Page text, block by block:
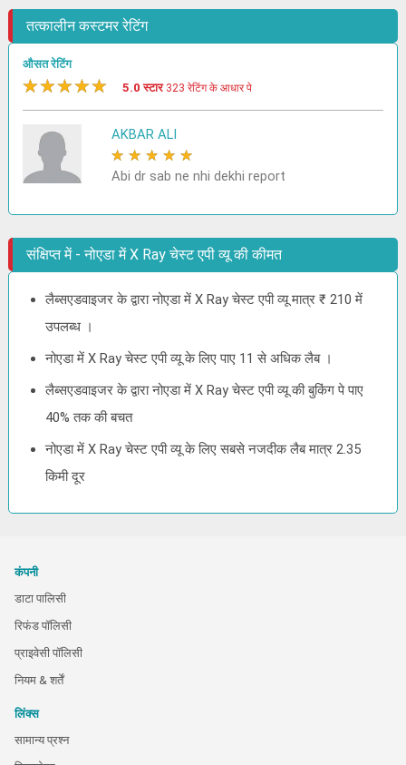
तत्कालीन कस्टमर रेटिंग
औसत रेटिंग
★★★★★ 5.0 स्टार 323 रेटिंग के आधार पे
AKBAR ALI
★ ★ ★ ★ ★
Abi dr sab ne nhi dekhi report
संक्षिप्त में - नोएडा में X Ray चेस्ट एपी व्यू की कीमत
लैब्सएडवाइजर के द्वारा नोएडा में X Ray चेस्ट एपी व्यू मात्र ₹ 210 में
उपलब्ध ।
नोएडा में X Ray चेस्ट एपी व्यू के लिए पाए 11 से अधिक लैब ।
लैब्सएडवाइजर के द्वारा नोएडा में X Ray चेस्ट एपी व्यू की बुकिंग पे पाए
40% तक की बचत
नोएडा में X Ray चेस्ट एपी व्यू के लिए सबसे नजदीक लैब मात्र 2.35
किमी दूर
कंपनी
डाटा पालिसी
रिफंड पॉलिसी
प्राइवेसी पॉलिसी
नियम & शर्तें
लिंक्स
सामान्य प्रश्न